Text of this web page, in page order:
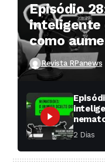
Episódio
inteligente
como
Revista RPanews
2 Dias ⁮